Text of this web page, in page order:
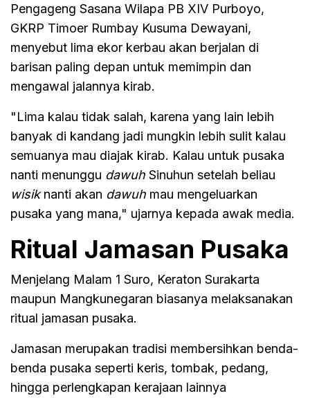
Pengageng Sasana Wilapa PB XIV Purboyo,
GKRP Timoer Rumbay Kusuma Dewayani,
menyebut lima ekor kerbau akan berjalan di
barisan paling depan untuk memimpin dan
mengawal jalannya kirab.
"Lima kalau tidak salah, karena yang lain lebih
banyak di kandang jadi mungkin lebih sulit kalau
semuanya mau diajak kirab. Kalau untuk pusaka
nanti menunggu dawuh Sinuhun setelah beliau
wisiknanti akan dawuh mau mengeluarkan
pusaka yang mana," ujarnya kepada awak media.
Ritual Jamasan Pusaka
Menjelang Malam 1 Suro, Keraton Surakarta
maupun Mangkunegaran biasanya melaksanakan
ritual jamasan pusaka.
Jamasan merupakan tradisi membersihkan benda-
benda pusaka seperti keris, tombak, pedang,
hingga perlengkapan kerajaan lainnya